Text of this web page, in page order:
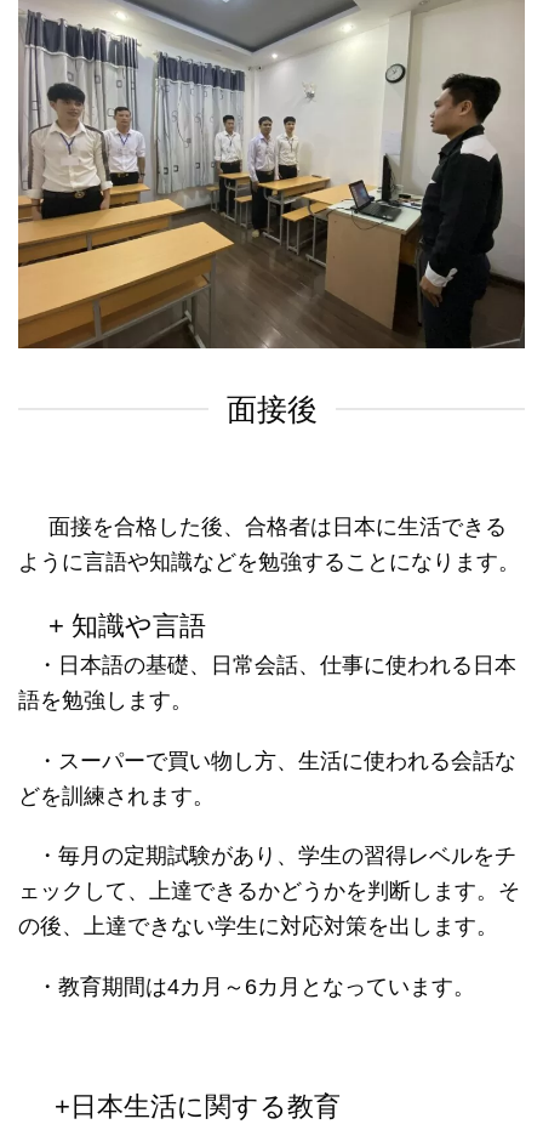
面接後
面接を合格した後、合格者は日本に生活できる
ように言語や知識などを勉強することになります。
+ 知識や言語
・ 日本語の基礎、日常会話、仕事に使われる日本
語を勉強します。
・ スーパーで買い物し方、生活に使われる会話な
どを訓練されます。
・ 毎月の定期試験があり、学生の習得レベルをチ
ェックして、上達できるかどうかを判断します。そ
の後、上達できない学生に対応対策を出します。
・ 教育期間は4カ月～ 6カ月となっています。
+日本生活に関する教育